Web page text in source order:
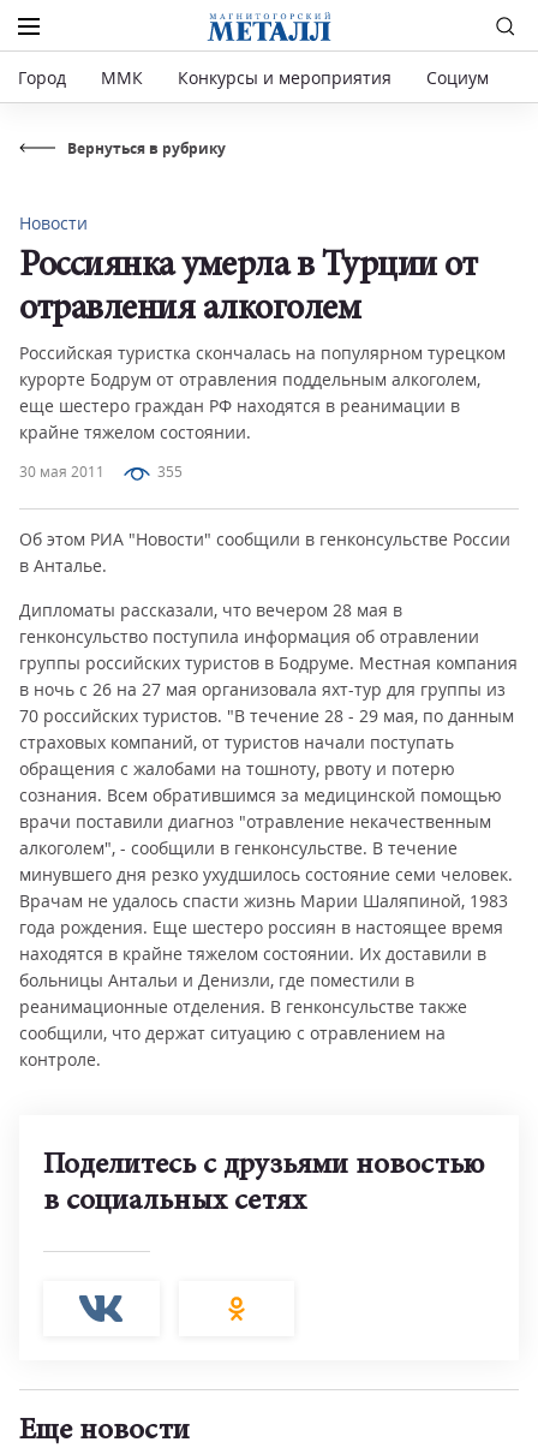
Город ММК Конкурсы и мероприятия Социум
Вернуться в рубрику
30 мая 2011 355
Новости
Россиянка умерла в Турции от
отравления алкоголем
Российская туристка скончалась на популярном турецком
курорте Бодрум от отравления поддельным алкоголем,
еще шестеро граждан РФ находятся в реанимации в
крайне тяжелом состоянии.
Об этом РИА "Новости" сообщили в генконсульстве России
в Анталье.
Дипломаты рассказали, что вечером 28 мая в
генконсульство поступила информация об отравлении
группы российских туристов в Бодруме. Местная компания
в ночь с 26 на 27 мая организовала яхт-тур для группы из
70 российских туристов. "В течение 28 - 29 мая, по данным
страховых компаний, от туристов начали поступать
обращения с жалобами на тошноту, рвоту и потерю
сознания. Всем обратившимся за медицинской помощью
врачи поставили диагноз "отравление некачественным
алкоголем", - сообщили в генконсульстве. В течение
минувшего дня резко ухудшилось состояние семи человек.
Врачам не удалось спасти жизнь Марии Шаляпиной, 1983
года рождения. Еще шестеро россиян в настоящее время
находятся в крайне тяжелом состоянии. Их доставили в
больницы Антальи и Денизли, где поместили в
реанимационные отделения. В генконсульстве также
сообщили, что держат ситуацию с отравлением на
контроле.
Поделитесь с друзьями новостью
в социальных сетях
Еще новости